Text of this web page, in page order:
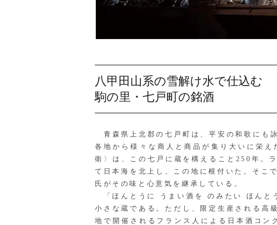
八甲田山系の雪解け水で仕込む
駒の里・七戸町の銘酒
青森県上北郡の七戸町は、平安の和歌にも
各地から様々な商人と商品が集り大いに栄
衛〉は、この七戸に蔵を構えること2‌5‌0年。
て日本海を北上し、この地に根付いた。そこ
氏がその味と心意気を継承している。
「ほんとうに うまい酒を のみたい ほんと
小さな蔵である。ただし、限定生産される高
地で開催されるフランス人による日本酒コ